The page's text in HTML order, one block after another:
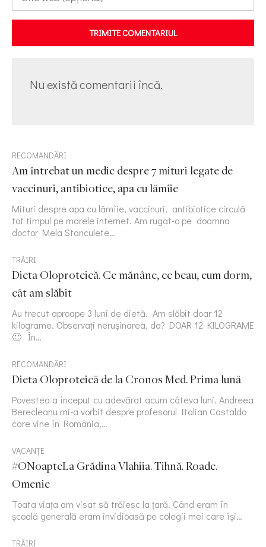
TRIMITE COMENTARIUL
Nu există comentarii încă.
RECOMANDĂRI
Am întrebat un medic despre 7 mituri legate de
vaccinuri, antibiotice, apa cu lămîie
Mituri despre apa cu lămîie, vaccinuri, antibiotice circulă
tot timpul pe marele internet. Am rugat-o pe doamna
doctor Mela Stanculete…
TRĂIRI
Dieta Oloproteică. Ce mănânc, ce beau, cum dorm,
cât am slăbit
Au trecut aproape 3 luni de dietă. Am slăbit doar 12
kilograme. Observați nerușinarea, da? DOAR 12 KILOGRAME
🙂 În…
RECOMANDĂRI
Dieta Oloproteică de la Cronos Med. Prima lună
Povestea a început cu adevărat acum câteva luni. Andreea
Berecleanu mi-a vorbit despre profesorul Italian Castaldo
care vine în România,…
VACANȚE
#ONoapteLa Grădina Vlahiia. Tihnă. Roade.
Omenie
Toata viața am visat să trăiesc la țară. Când eram în
școală generală eram invidioasă pe colegii mei care își…
TRĂIRI